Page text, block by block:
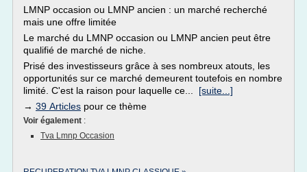
LMNP occasion ou LMNP ancien : un marché recherché
mais une offre limitée
Le marché du LMNP occasion ou LMNP ancien peut être
qualifié de marché de niche.
Prisé des investisseurs grâce à ses nombreux atouts, les
opportunités sur ce marché demeurent toutefois en nombre
limité. C'est la raison pour laquelle ce... [suite...]
→ 39 Articles pour ce thème
Voir également :
Tva Lmnp Occasion